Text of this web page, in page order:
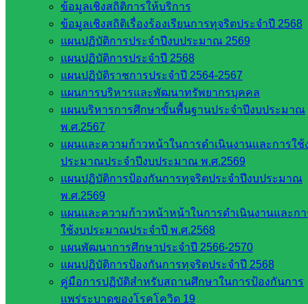
ข้อมูลเชิงสถิติการให้บริการ
ข้อมูลเชิงสถิติเรื่องร้องเรียนการทุจริตประจำปี 2568
แผนปฏิบัติการประจำปีงบประมาณ 2569
แผนปฏิบัติการประจำปี 2568
แผนปฏิบัติราชการประจำปี 2564-2567
แผนการบริหารและพัฒนาทรัพยากรบุคคล
แผนบริหารการศึกษาขั้นพื้นฐานประจำปีงบประมาณ
พ.ศ.2567
แผนและความก้าวหน้าในการดำเนินงานและการใช้
ประมาณประจำปีงบประมาณ พ.ศ.2569
แผนปฏิบัติการป้องกันการทุจริตประจำปีงบประมาณ
พ.ศ.2569
แผนและความก้าวหน้าหน้าในการดำเนินงานและก
ใช้งบประมาณประจำปี พ.ศ.2568
แผนพัฒนาการศึกษาประจำปี 2566-2570
แผนปฏิบัติการป้องกันการทุจริตประจำปี 2568
คู่มือการปฏิบัติสำหรับสถานศึกษาในการป้องกันการ
แพร่ระบาดของโรคโควิด 19
การอบรมดังกล่าว ได้รับเกียรติจากวิทยากรรับเชิญโดย
สำนักงานสวัสดิการและคุ้มครองแรงงานจังหวัดสระแก้ว คือ
นายเอนก กุลพ่วง นิติกรชำนาญการ รักษาการในตำแหน่งนัก
วิชาการแรงงานชำนาญการพิเศษ บรรยายในหัวข้อ “การสร้าง
สภาพแวดล้อมที่ไร้ความเสี่ยงสำหรับนักเรียนและบุคลากร”
(ช่วงเช้า) และนายภูริทัต เวชนุสิทธิ์ นิติกรปฏิบัติการ บรรยายใน
หัวข้อ “แนวทางการดำเนินการตามข้อกำหนดกิจกรรมสถาน
ศึกษาปลอดภัย” ตามลำดับ
ทั้งนี้ ในช่วงพิธีเปิด ผู้เข้าร่วมการประชุมได้ร่วมในพิธีการตาม
ลำดับ อาทิ การร้องเพลงชาติ การยืนสงบนิ่งเป็นเวลา 1 นาที เพื่อ
ถวายความอาลัยและน้อมรำลึกในพระกรุณาธิคุณ สมเด็จ
พระเจ้าลูกเธอ เจ้าฟ้าพัชรกิติยาภา นเรนทิราเทพยวดี กรมหลวง
ราชสาริณีสิริพัชร มหาวัชรราชธิดา ผู้ทรงอุทิศพระองค์เพื่อ
ประโยชน์สุขของประชาชนชาวไทยเสมอมา
การนี้ นางจิราวัฒน์ คุณเวียน รองผู้อำนวยการสำนักงานเขต
พื้นที่การศึกษาประถมศึกษาสระแก้ว เขต 2 และนางสุมาลี ศรี